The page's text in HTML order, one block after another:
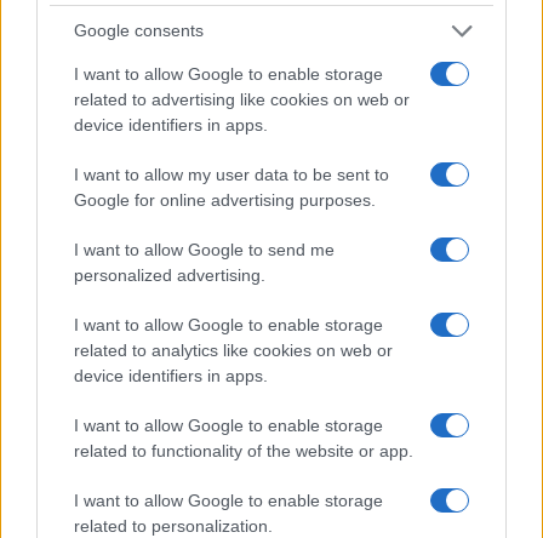
Google consents
I want to allow Google to enable storage
related to advertising like cookies on web or
device identifiers in apps.
I want to allow my user data to be sent to
Google for online advertising purposes.
I want to allow Google to send me
personalized advertising.
I want to allow Google to enable storage
related to analytics like cookies on web or
device identifiers in apps.
I want to allow Google to enable storage
related to functionality of the website or app.
I want to allow Google to enable storage
related to personalization.
Articolo in aggiornamento
#ROBERTO SPERANZA
38
SEDUTE SATIRICHE
Vignetta del 07/08/2026